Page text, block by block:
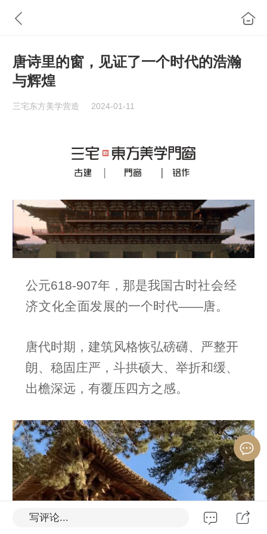
唐诗里的窗，见证了一个时代的浩瀚
与辉煌
三宅东方美学营造 2024-01-11
公元618-907年，那是我国古时社会经
济文化全面发展的一个时代——唐。
唐代时期，建筑风格恢弘磅礴、严整开
朗、稳固庄严，斗拱硕大、举折和缓、
出檐深远，有覆压四方之感。
写评论...